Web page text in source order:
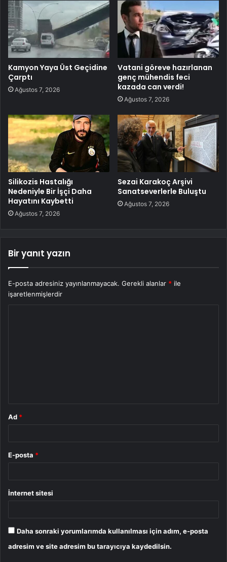
Kamyon Yaya Üst Geçidine
Çarptı
Ağustos 7, 2026
Vatani göreve hazırlanan
genç mühendis feci
kazada can verdi!
Ağustos 7, 2026
Silikozis Hastalığı
Nedeniyle Bir İşçi Daha
Hayatını Kaybetti
Ağustos 7, 2026
Sezai Karakoç Arşivi
Sanatseverlerle Buluştu
Ağustos 7, 2026
Bir yanıt yazın
E-posta adresiniz yayınlanmayacak. Gerekli alanlar * ile
işaretlenmişlerdir
Ad *
E-posta *
İnternet sitesi
Daha sonraki yorumlarımda kullanılması için adım, e-posta
adresim ve site adresim bu tarayıcıya kaydedilsin.